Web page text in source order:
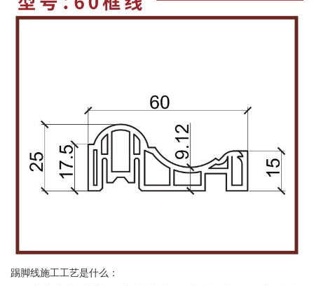
踢脚线施工工艺是什么：